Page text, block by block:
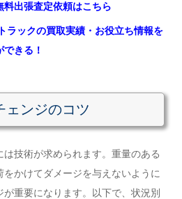
料出張査定依頼はこちら
ラックの買取実績・お役立ち情報を
きる！
ェンジのコツ
は技術が求められます。重量のある
かけてダメージを与えないように
重要になります。以下で、状況別